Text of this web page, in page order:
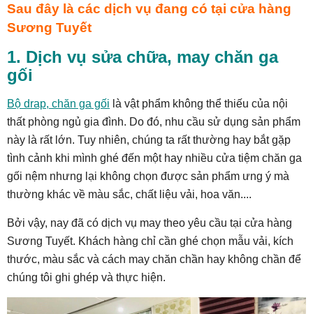
Sau đây là các dịch vụ đang có tại cửa hàng
Sương Tuyết
1. Dịch vụ sửa chữa, may chăn ga
gối
Bộ drap, chăn ga gối là vật phẩm không thể thiếu của nội
thất phòng ngủ gia đình. Do đó, nhu cầu sử dụng sản phẩm
này là rất lớn. Tuy nhiên, chúng ta rất thường hay bắt gặp
tình cảnh khi mình ghé đến một hay nhiều cửa tiệm chăn ga
gối nệm nhưng lại không chọn được sản phẩm ưng ý mà
thường khác về màu sắc, chất liệu vải, hoa văn....
Bởi vậy, nay đã có dịch vụ may theo yêu cầu tại cửa hàng
Sương Tuyết. Khách hàng chỉ cần ghé chọn mẫu vải, kích
thước, màu sắc và cách may chăn chần hay không chần để
chúng tôi ghi ghép và thực hiện.